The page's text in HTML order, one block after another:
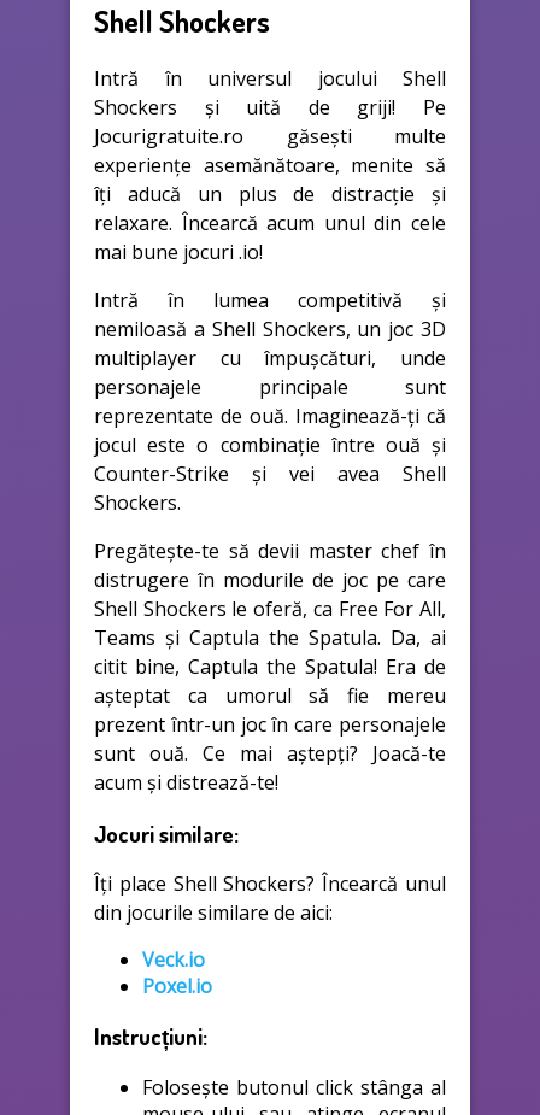
Shell Shockers
Intră în universul jocului Shell
Shockers și uită de griji! Pe
Jocurigratuite.ro găsești multe
experiențe asemănătoare, menite să
îți aducă un plus de distracție și
relaxare. Încearcă acum unul din cele
mai bune jocuri .io!
Intră în lumea competitivă și
nemiloasă a Shell Shockers, un joc 3D
multiplayer cu împușcături, unde
personajele principale sunt
reprezentate de ouă. Imaginează-ți că
jocul este o combinație între ouă și
Counter-Strike și vei avea Shell
Shockers.
Pregătește-te să devii master chef în
distrugere în modurile de joc pe care
Shell Shockers le oferă, ca Free For All,
Teams și Captula the Spatula. Da, ai
citit bine, Captula the Spatula! Era de
așteptat ca umorul să fie mereu
prezent într-un joc în care personajele
sunt ouă. Ce mai aștepți? Joacă-te
acum și distrează-te!
Jocuri similare:
Îți place Shell Shockers? Încearcă unul
din jocurile similare de aici:
Veck.io
Poxel.io
Instrucțiuni:
Folosește butonul click stânga al